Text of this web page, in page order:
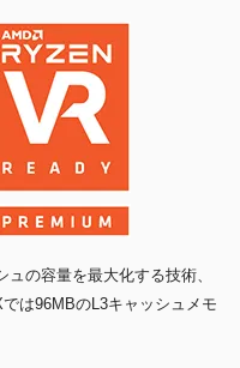
の容量を最大化する技術、
は96MBのL3キャッシュメモ